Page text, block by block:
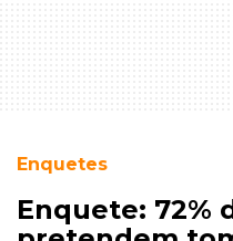
Enquetes
Enquete: 72%